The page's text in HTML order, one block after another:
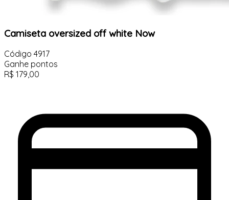
Camiseta oversized off white Now
Código 4917
Ganhe pontos
R$ 179,00